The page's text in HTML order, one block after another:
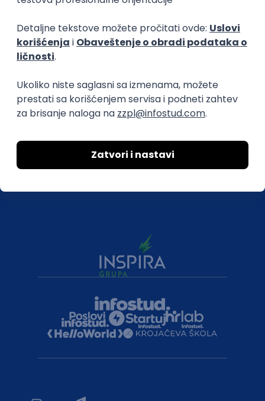
Politika privatnosti
Uklonjeni profili poslodavaca
Za medije
Druželjubivi smo!